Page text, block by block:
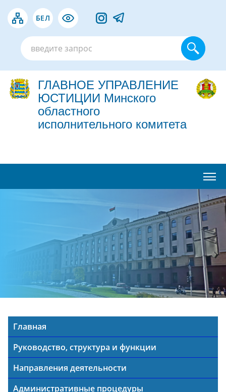
БЕЛ
ГЛАВНОЕ УПРАВЛЕНИЕ
ЮСТИЦИИ Минского
областного
исполнительного комитета
Главная
Руководство, структура и функции
Направления деятельности
Административные процедуры